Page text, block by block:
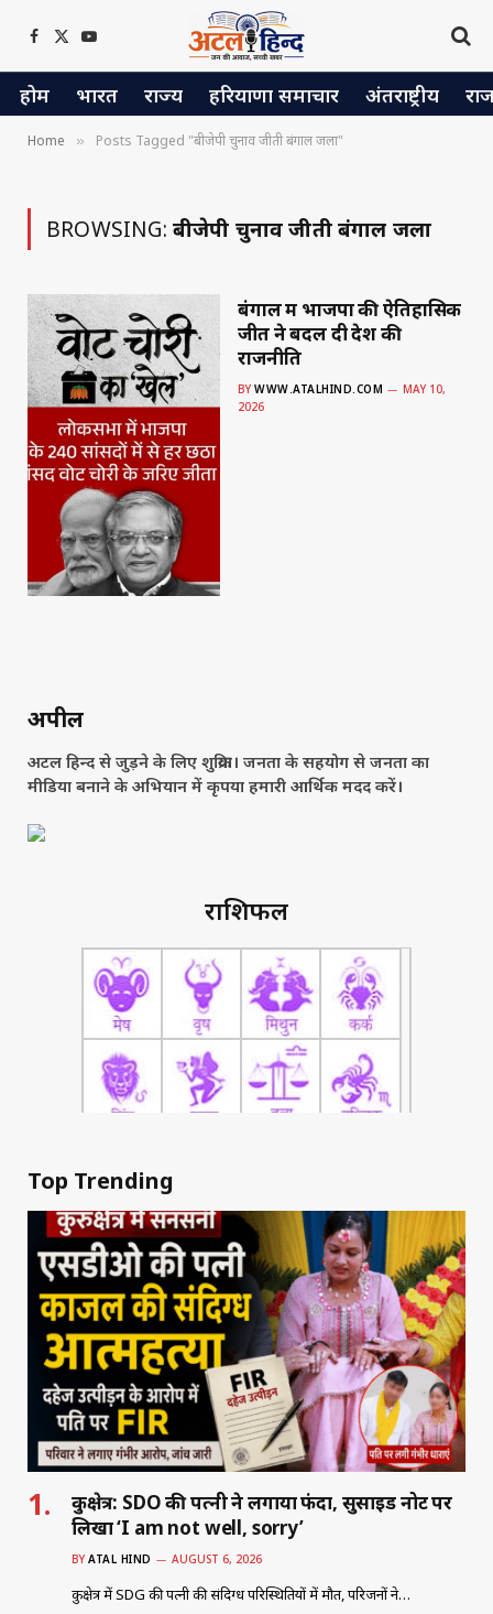
Facebook
X
(Twitter)
YouTube
होम भारत राज्य हरियाणा समाचार अंतराष्ट्रीय
Home » Posts Tagged "बीजेपी चुनाव जीती बंगाल जला"
BROWSING: बीजेपी चुनाव जीती बंगाल जला
बंगाल में भाजपा की ऐतिहासिक
जीत ने बदल दी देश की
राजनीति
BY WWW.ATALHIND.COM
MAY 10,
2026
अपील
अटल हिन्द से जुड़ने के लिए शुक्रिया। जनता के सहयोग से जनता का
मीडिया बनाने के अभियान में कृपया हमारी आर्थिक मदद करें।
राशिफल
Top Trending
कुरुक्षेत्र: SDO की पत्नी ने लगाया फंदा, सुसाइड नोट पर
लिखा ‘I am not well, sorry’
BY ATAL HIND AUGUST 6, 2026
कुरुक्षेत्र में SDG की पत्नी की संदिग्ध परिस्थितियों में मौत, परिजनों ने…